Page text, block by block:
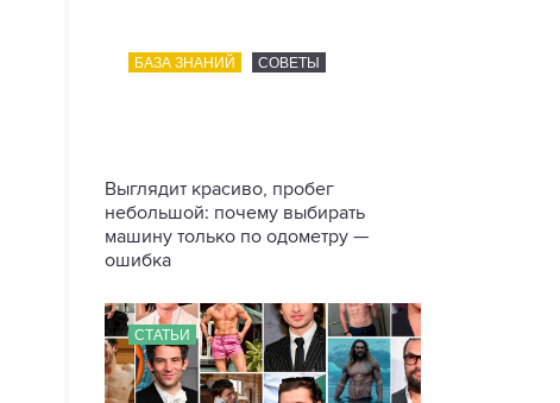
БАЗА ЗНАНИЙ СОВЕТЫ
Выглядит красиво, пробег
небольшой: почему выбирать
машину только по одометру —
ошибка
СТАТЬИ